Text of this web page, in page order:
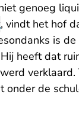
genoeg
, vindt het hof
is
heeft dat
de